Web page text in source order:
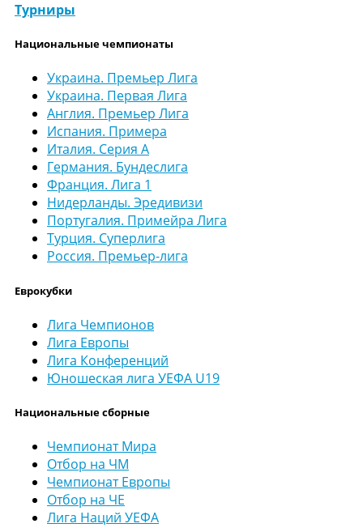
Турниры
Национальные чемпионаты
Украина. Премьер Лига
Украина. Первая Лига
Англия. Премьер Лига
Испания. Примера
Италия. Серия А
Германия. Бундеслига
Франция. Лига 1
Нидерланды. Эредивизи
Португалия. Примейра Лига
Турция. Суперлига
Россия. Премьер-лига
Еврокубки
Лига Чемпионов
Лига Европы
Лига Конференций
Юношеская лига УЕФА U19
Национальные сборные
Чемпионат Мира
Отбор на ЧМ
Чемпионат Европы
Отбор на ЧЕ
Лига Наций УЕФА